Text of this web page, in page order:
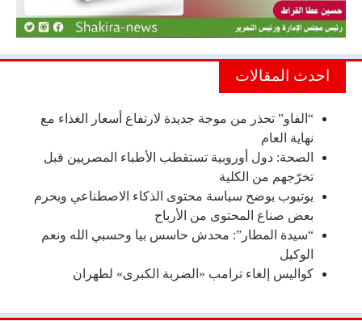
احدث المقالات
“الفاو” تحذر من موجة جديدة لارتفاع أسعار الغذاء مع
نهاية العام
الصحة: دول أوروبية تستقطب الأطباء المصريين قبل
تخرّجهم من الكلية
يوتيوب يوضح سياسة محتوى الذكاء الاصطناعي ويحرم
بعض صناع المحتوى من الأرباح
“سيدة المطار”: محدش حاسس بيا وحسبي الله ونعم
الوكيل
كواليس إلغاء ترامب «الضربة الكبرى» لطهران